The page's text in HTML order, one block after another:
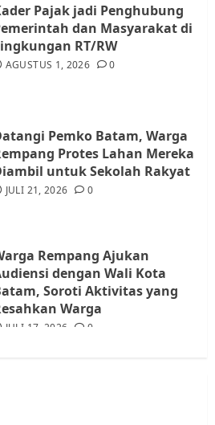
Pajak jadi Penghubung
dan Masyarakat di
RT/RW
AGUSTUS 1, 2026 0
Pemko Batam, Warga
Protes Lahan Mereka
untuk Sekolah Rakyat
JULI 21, 2026 0
Rempang Ajukan
dengan Wali Kota
Soroti Aktivitas yang
Warga
JULI 17, 2026 0